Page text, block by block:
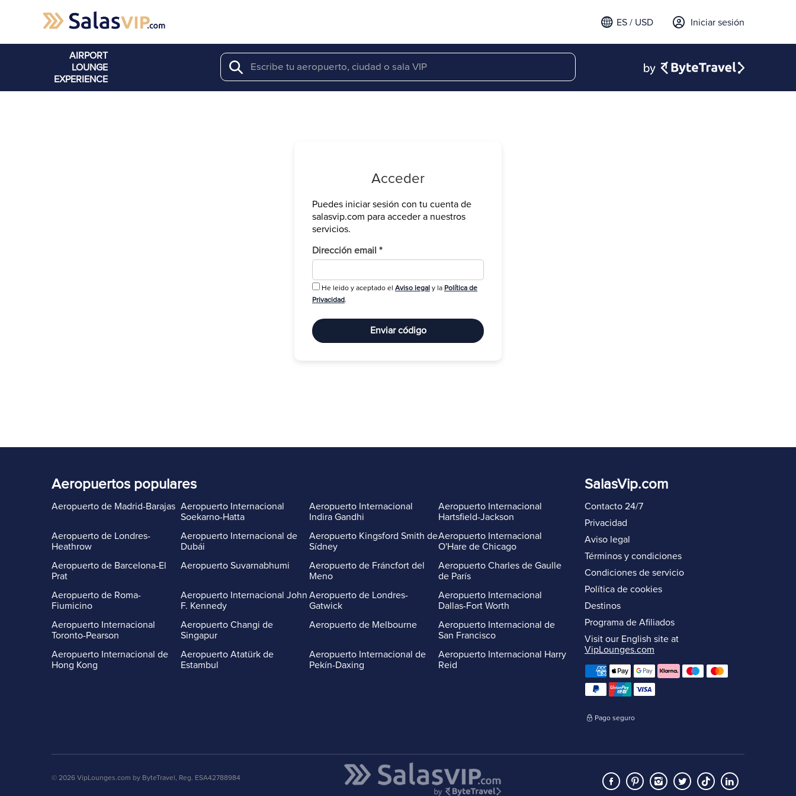
Iniciar sesión
ES / USD
AIRPORT
LOUNGE
EXPERIENCE
Search
Acceder
Puedes iniciar sesión con tu cuenta de
salasvip.com para acceder a nuestros
servicios.
Dirección email *Obligatorio
He leido y aceptado el Aviso legal y la Política de
Privacidad.
Enviar código
Aeropuertos populares
Aeropuerto de Madrid-Barajas
Aeropuerto de Londres-
Heathrow
Aeropuerto de Barcelona-El
Prat
Aeropuerto de Roma-
Fiumicino
Aeropuerto Internacional
Toronto-Pearson
Aeropuerto Internacional de
Hong Kong
Aeropuerto Internacional
Soekarno-Hatta
Aeropuerto Internacional de
Dubái
Aeropuerto Suvarnabhumi
Aeropuerto Internacional John
F. Kennedy
Aeropuerto Changi de
Singapur
Aeropuerto Atatürk de
Estambul
Aeropuerto Internacional
Indira Gandhi
Aeropuerto Kingsford Smith de
Sídney
Aeropuerto de Fráncfort del
Meno
Aeropuerto de Londres-
Gatwick
Aeropuerto de Melbourne
Aeropuerto Internacional de
Pekín-Daxing
Aeropuerto Internacional
Hartsfield-Jackson
Aeropuerto Internacional
O'Hare de Chicago
Aeropuerto Charles de Gaulle
de París
Aeropuerto Internacional
Dallas-Fort Worth
Aeropuerto Internacional de
San Francisco
Aeropuerto Internacional Harry
Reid
SalasVip.com
Contacto 24/7
Privacidad
Aviso legal
Términos y condiciones
Condiciones de servicio
Política de cookies
Destinos
Programa de Afiliados
Visit our English site at
VipLounges.com
Pago seguro
© 2026 VipLounges.com by ByteTravel, Reg. ESA42788984